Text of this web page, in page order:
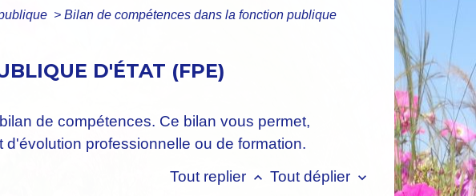
> Bilan de compétences dans la fonction publique
D'ÉTAT (FPE)
de compétences. Ce bilan vous permet,
professionnelle ou de formation.
Tout replier keyboard_arrow_up Tout déplier keyboard_arrow_down